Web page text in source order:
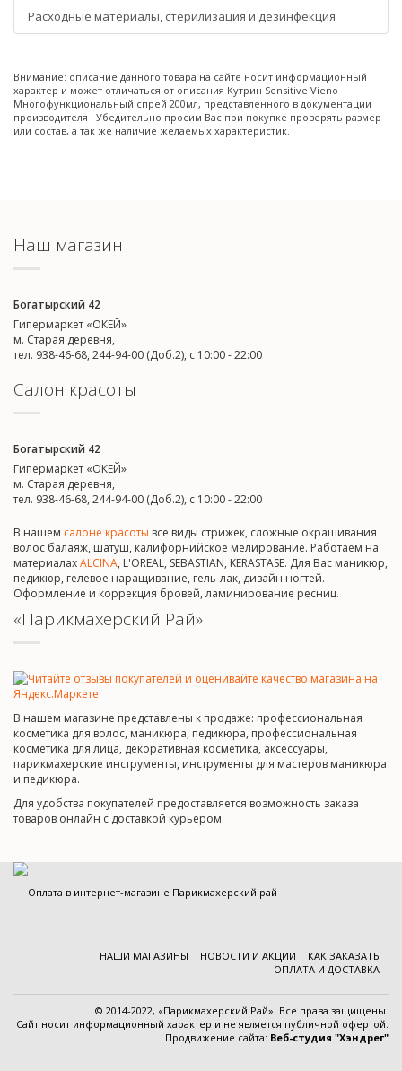
Расходные материалы, стерилизация и дезинфекция
Внимание: описание данного товара на сайте носит информационный
характер и может отличаться от описания Кутрин Sensitive Vieno
Многофункциональный спрей 200мл, представленного в документации
производителя . Убедительно просим Вас при покупке проверять размер
или состав, а так же наличие желаемых характеристик.
Наш магазин
Богатырский 42
Гипермаркет «ОКЕЙ»
м. Старая деревня,
тел. 938-46-68, 244-94-00 (Доб.2), c 10:00 - 22:00
Салон красоты
Богатырский 42
Гипермаркет «ОКЕЙ»
м. Старая деревня,
тел. 938-46-68, 244-94-00 (Доб.2), c 10:00 - 22:00
В нашем салоне красоты все виды стрижек, сложные окрашивания
волос балаяж, шатуш, калифорнийское мелирование. Работаем на
материалахALCINA, L'OREAL, SEBASTIAN, KERASTASE. Для Вас маникюр,
педикюр, гелевое наращивание, гель-лак, дизайн ногтей.
Оформление и коррекция бровей, ламинирование ресниц.
«Парикмахерский Рай»
В нашем магазине представлены к продаже: профессиональная
косметика для волос, маникюра, педикюра, профессиональная
косметика для лица, декоративная косметика, аксессуары,
парикмахерские инструменты, инструменты для мастеров маникюра
и педикюра.
Для удобства покупателей предоставляется возможность заказа
товаров онлайн с доставкой курьером.
НАШИ МАГАЗИНЫ НОВОСТИ И АКЦИИ
КАК ЗАКАЗАТЬ
ОПЛАТА И ДОСТАВКА
© 2014-2022, «Парикмахерский Рай». Все права защищены.
Cайт носит информационный характер и не является публичной офертой.
Продвижение сайта: Веб-студия "Хэндрег"